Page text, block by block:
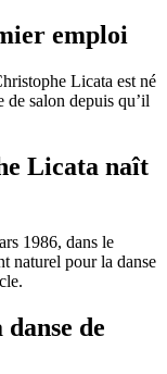
emploi
Licata est né
salon depuis qu’il
Licata naît
1986, dans le
naturel pour la danse
de